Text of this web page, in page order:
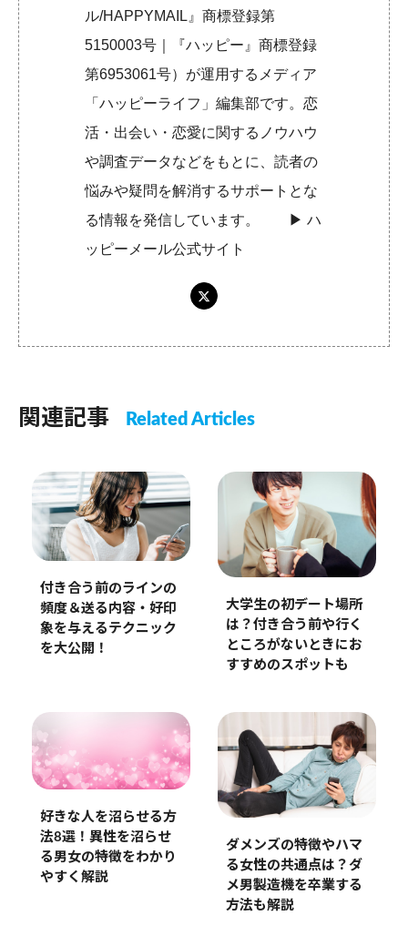
ル/HAPPYMAIL』商標登録第
5150003号｜『ハッピー』商標登録
第6953061号）が運用するメディア
「ハッピーライフ」編集部です。恋
活・出会い・恋愛に関するノウハウ
や調査データなどをもとに、読者の
悩みや疑問を解消するサポートとな
る情報を発信しています。 ▶︎ハ
ッピーメール公式サイト
関連記事 Related Articles
付き合う前のラインの
頻度＆送る内容・好印
象を与えるテクニック
を大公開！
大学生の初デート場所
は？付き合う前や行く
ところがないときにお
すすめのスポットも
好きな人を沼らせる方
法8選！異性を沼らせ
る男女の特徴をわかり
やすく解説
ダメンズの特徴やハマ
る女性の共通点は？ダ
メ男製造機を卒業する
方法も解説